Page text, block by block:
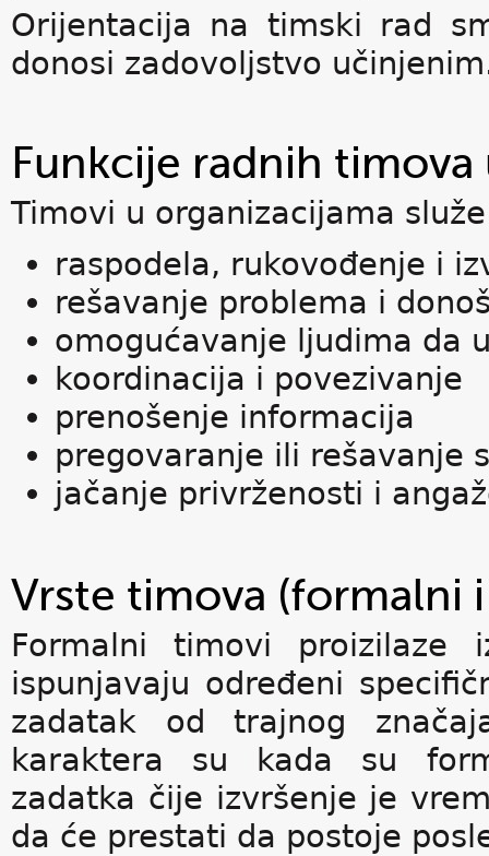
Orijentacija na timski rad
donosi zadovoljstvo
Funkcije radnih
Timovi u organizacijama
raspodela, rukovođenje i
rešavanje problema i
omogućavanje ljudima da
koordinacija i povezivanje
prenošenje informacija
pregovaranje ili rešavanje
jačanje privrženosti i
Vrste timova (formalni
Formalni timovi proizilaze
ispunjavaju određeni
zadatak od trajnog
karaktera su kada su
zadatka čije izvršenje je
da će prestati da postoje